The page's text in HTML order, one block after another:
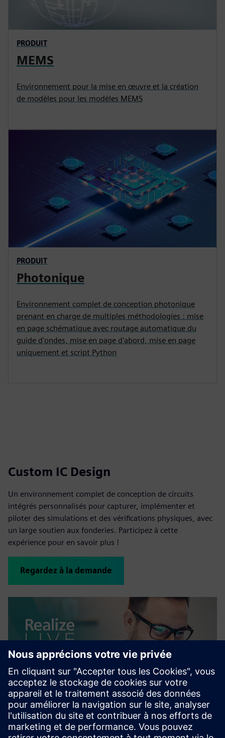
PRODUIT
MEMS
Environnement pour la mise en œuvre et la création
de modèles pour les modèles MEMS
PRODUIT
Photonique
Environnement complet de conception photonique
prenant en charge de multiples méthodologies : mise
en page schématique avec routage automatique du
guide d'ondes, mise en page d'abord, mise en page
uniquement et script Python
Custom IC Design
Un environnement complet de conception de circuits
intégrés personnalisés pour capturer, implémenter et
piloter des simulations et des vérifications physiques, avec
un large soutien aux fonderies. Participez à cette
expérience pour en savoir plus !
Regardez à la demande